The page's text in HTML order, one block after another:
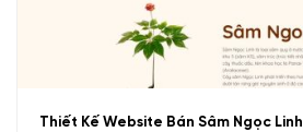
Thiết Kế Website Bán Sâm Ngọc Linh